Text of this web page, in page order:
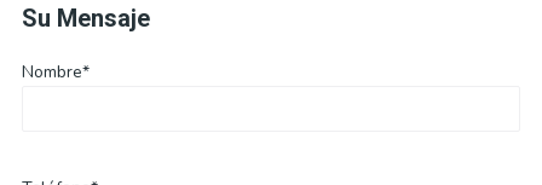
Su Mensaje
Nombre*